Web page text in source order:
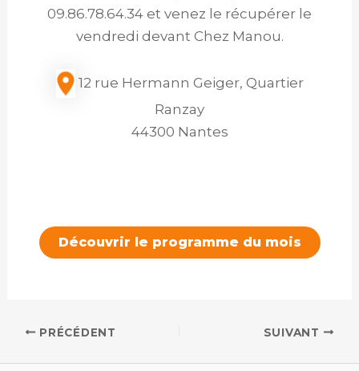
09.86.78.64.34 et venez le récupérer le
vendredi devant Chez Manou.
12 rue Hermann Geiger, Quartier
Ranzay
44300 Nantes
Découvrir le programme du mois
PRÉCÉDENT SUIVANT